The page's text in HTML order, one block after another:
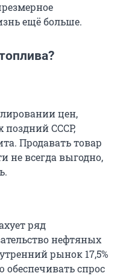
ещё больше.
цен,
поздний СССР,
Продавать товар
не всегда выгодно,
ряд
нефтяных
рынок 17,5%
спрос